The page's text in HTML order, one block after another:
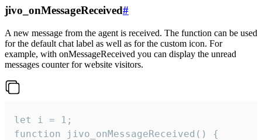
jivo_onMessageReceived#
A new message from the agent is received. The function can be used
for the default chat label as well as for the custom icon. For
example, with onMessageReceived you can display the unread
messages counter for website visitors.
let i = 1;
function jivo_onMessageReceived() {